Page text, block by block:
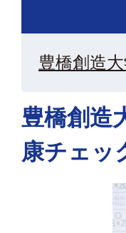
豊橋創造
豊橋創
康チェッ